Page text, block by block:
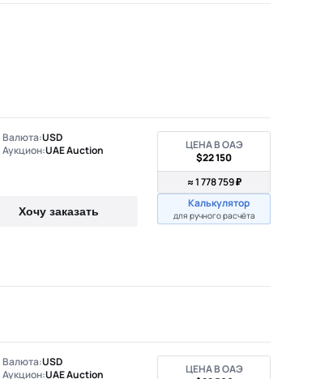
Валюта:USD
Аукцион:UAE Auction
Хочу заказать
ЦЕНА В ОАЭ
$22 150
≈ 1 778 759 ₽
Калькулятор
для ручного расчёта
Валюта:USD
Аукцион:UAE Auction
ЦЕНА В ОАЭ